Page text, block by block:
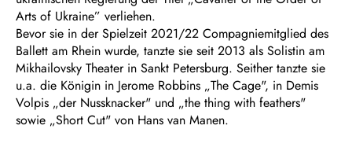
Arts of Ukraine” verliehen.
Bevor sie in der Spielzeit 2021/22 Compagniemitglied des
Ballett am Rhein wurde, tanzte sie seit 2013 als Solistin am
Mikhailovsky Theater in Sankt Petersburg. Seither tanzte sie
u.a. die Königin in Jerome Robbins „The Cage", in Demis
Volpis „der Nussknacker" und „the thing with feathers"
sowie „Short Cut" von Hans van Manen.